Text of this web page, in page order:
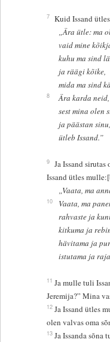
7 Kuid Issand
„Ära ütle: ma
vaid mine
kuhu ma sind
ja räägi kõike,
mida ma sind
8
Ära karda neid,
sest mina olen
ja päästan sinu,
ütleb Issand.”
9 Ja Issand
Issand ütles
„Vaata, ma
10
Vaata, ma
rahvaste ja
kitkuma ja
hävitama ja
istutama ja
11 Ja mulle tuli
Jeremija?” Mina
12 Ja Issand ütles
olen valvas oma
13 Ja Issanda